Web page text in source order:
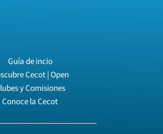
Guía de incio
Cecot | Open
y Comisiones
Conoce la Cecot